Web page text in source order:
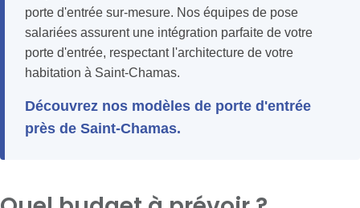
porte d'entrée sur-mesure. Nos équipes de pose
salariées assurent une intégration parfaite de votre
porte d'entrée, respectant l'architecture de votre
habitation à Saint-Chamas.
Découvrez nos modèles de porte d'entrée
près de Saint-Chamas.